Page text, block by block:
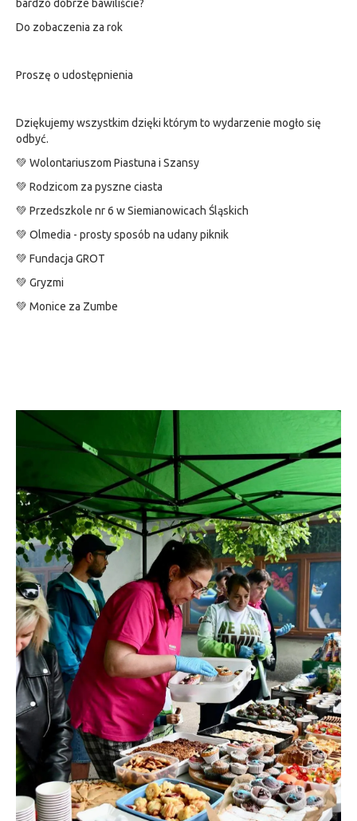
bardzo dobrze bawiliście?
Do zobaczenia za rok
Proszę o udostępnienia
Dziękujemy wszystkim dzięki którym to wydarzenie mogło się
odbyć.
💚 Wolontariuszom Piastuna i Szansy
💚 Rodzicom za pyszne ciasta
💚 Przedszkole nr 6 w Siemianowicach Śląskich
💚 Olmedia - prosty sposób na udany piknik
💚 Fundacja GROT
💚 Gryzmi
💚 Monice za Zumbe